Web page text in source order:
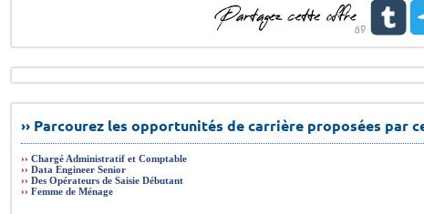
›› Parcourez les opportunités de carrière proposées par
›› Chargé Administratif et Comptable
›› Data Engineer Senior
›› Des Opérateurs de Saisie Débutant
›› Femme de Ménage